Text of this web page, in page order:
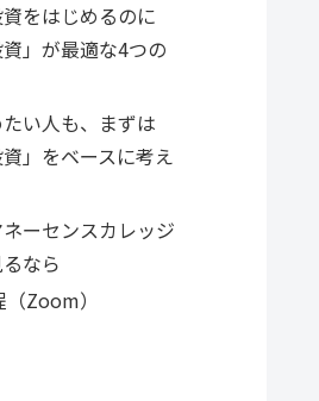
をはじめるのに
資」が最適な4つの
い人も、まずは
資」をベースに考え
ーセンスカレッジ
なら
Zoom）